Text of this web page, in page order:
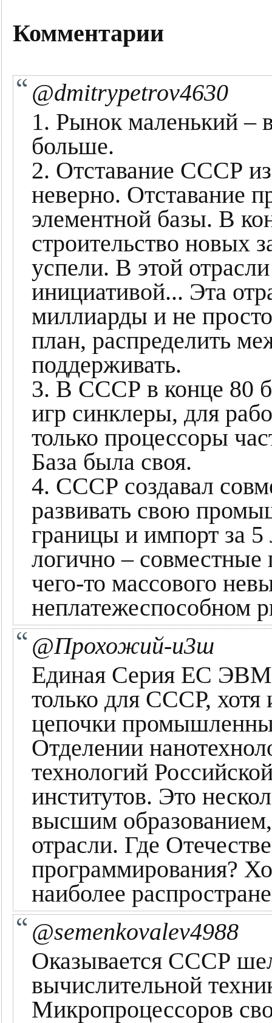
Комментарии
@dmitrypetrov4630
1. Рынок маленький –
больше.
2. Отставание СССР
неверно. Отставание
элементной базы. В
строительство новых
успели. В этой
инициативой... Эта
миллиарды и не
план, распределить
поддерживать.
3. В СССР в конце 80
игр синклеры, для
только процессоры
База была своя.
4. СССР создавал
развивать свою
границы и импорт за
логично – совместные
чего-то массового
неплатежеспособном
@Прохожий-и3ш
Единая Серия ЕС
только для СССР,
цепочки
Отделении
технологий
институтов. Это
высшим
отрасли. Где
программирования?
наиболее
@semenkovalev4988
Оказывается СССР
вычислительной
Микропроцессоров